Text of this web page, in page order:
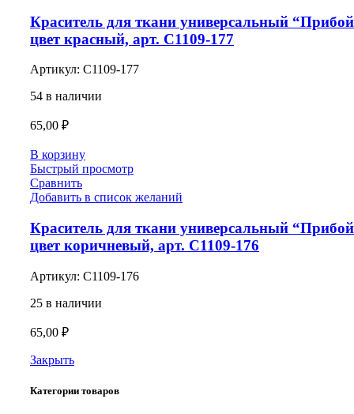
Краситель для ткани универсальный
цвет красный, арт. С1109-177
Артикул: С1109-177
54 в наличии
65,00 ₽
В корзину
Быстрый просмотр
Сравнить
Добавить в список желаний
Краситель для ткани универсальный
цвет коричневый, арт. С1109-176
Артикул: С1109-176
25 в наличии
65,00 ₽
Закрыть
Категории товаров